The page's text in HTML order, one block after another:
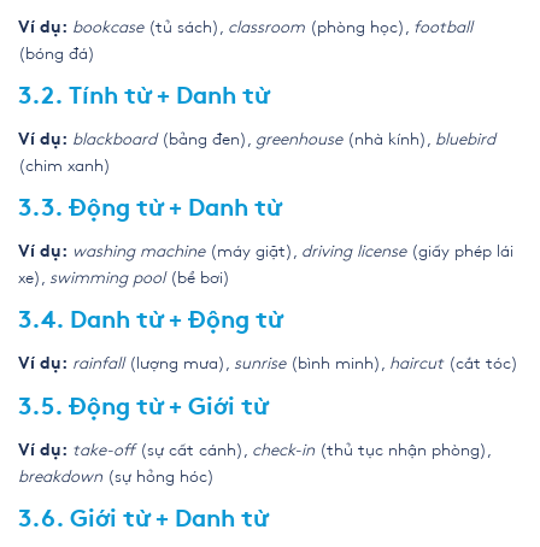
Ví dụ: bookcase(tủ sách), classroom (phòng học), football
(bóng đá)
3.2. Tính từ + Danh từ
Ví dụ: blackboard(bảng đen), greenhouse(nhà kính), bluebird
(chim xanh)
3.3. Động từ + Danh từ
Ví dụ: washing machine(máy giặt), driving license(giấy phép lái
xe), swimming pool(bể bơi)
3.4. Danh từ + Động từ
Ví dụ: rainfall(lượng mưa), sunrise(bình minh), haircut(cắt tóc)
3.5. Động từ + Giới từ
Ví dụ: take-off(sự cất cánh), check-in (thủ tục nhận phòng),
breakdown (sự hỏng hóc)
3.6. Giới từ + Danh từ